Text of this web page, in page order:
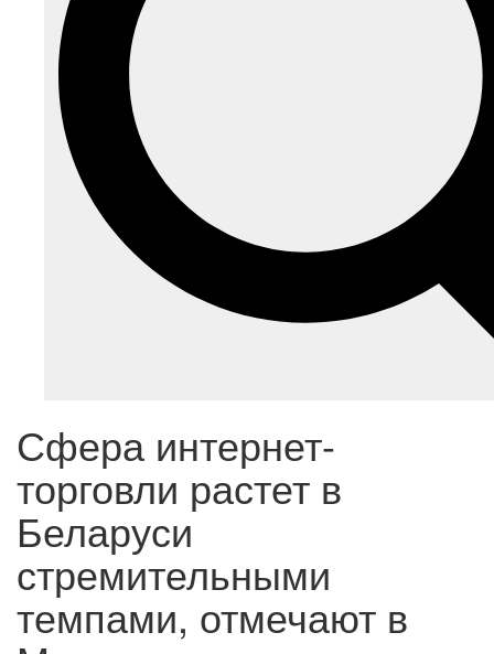
Сфера интернет-
торговли растет в
Беларуси
стремительными
темпами, отмечают в